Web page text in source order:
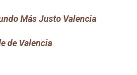
Más Justo Valencia
de Valencia